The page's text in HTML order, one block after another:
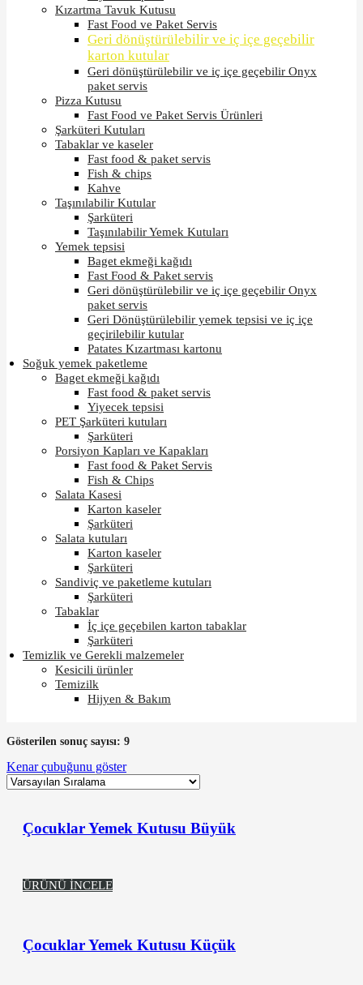
Kızartma Tavuk Kutusu
Fast Food ve Paket Servis
Geri dönüştürülebilir ve iç içe geçebilir
karton kutular
Geri dönüştürülebilir ve iç içe geçebilir Onyx
paket servis
Pizza Kutusu
Fast Food ve Paket Servis Ürünleri
Şarküteri Kutuları
Tabaklar ve kaseler
Fast food & paket servis
Fish & chips
Kahve
Taşınılabilir Kutular
Şarküteri
Taşınılabilir Yemek Kutuları
Yemek tepsisi
Baget ekmeği kağıdı
Fast Food & Paket servis
Geri dönüştürülebilir ve iç içe geçebilir Onyx
paket servis
Geri Dönüştürülebilir yemek tepsisi ve iç içe
geçirilebilir kutular
Patates Kızartması kartonu
Soğuk yemek paketleme
Baget ekmeği kağıdı
Fast food & paket servis
Yiyecek tepsisi
PET Şarküteri kutuları
Şarküteri
Porsiyon Kapları ve Kapakları
Fast food & Paket Servis
Fish & Chips
Salata Kasesi
Karton kaseler
Şarküteri
Salata kutuları
Karton kaseler
Şarküteri
Sandiviç ve paketleme kutuları
Şarküteri
Tabaklar
İç içe geçebilen karton tabaklar
Şarküteri
Temizlik ve Gerekli malzemeler
Kesicili ürünler
Temizilk
Hijyen & Bakım
Gösterilen sonuç sayısı: 9
Kenar çubuğunu göster
Çocuklar Yemek Kutusu Büyük
ÜRÜNÜ İNCELE
Çocuklar Yemek Kutusu Küçük